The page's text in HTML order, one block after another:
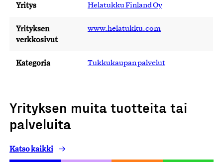
Yritys Helatukku Finland Oy
Yrityksen
verkkosivut
www.helatukku.com
Kategoria Tukkukaupan palvelut
Yrityksen muita tuotteita tai
palveluita
Katso kaikki